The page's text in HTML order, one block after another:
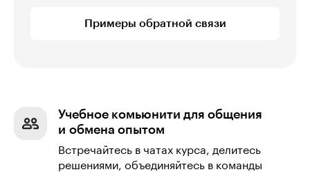
Примеры обратной связи
Учебное комьюнити для общения
и обмена опытом
Встречайтесь в чатах курса, делитесь
решениями, объединяйтесь в команды